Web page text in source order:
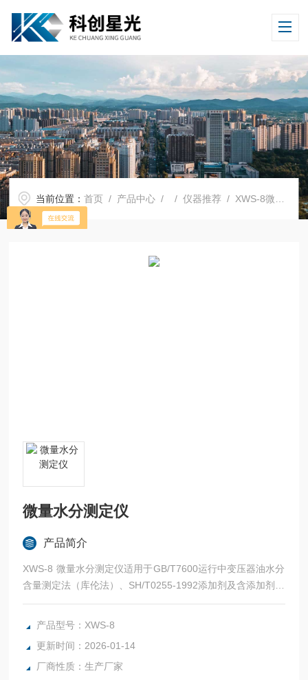
当前位置：首页 / 产品中心 / /仪器推荐 / XWS-8微量水分测定仪
微量水分测定仪
产品简介
XWS-8 微量水分测定仪适用于GB/T7600运行中变压器油水分
含量测定法（库伦法）、SH/T0255-1992添加剂及含添加剂润
滑油水分测定仪法（电量法）、SH/T0246-1992轻质石油产品
中水分含量测定法（电量法），精确测定液体、固体的微量水
醇类、油类、脂类、醚类、酯类、酸类、烷类、苯类、胺类、
有机溶剂、农药、酚类、药原料等化工、石油
产品型号：XWS-8
更新时间：2026-01-14
厂商性质：生产厂家